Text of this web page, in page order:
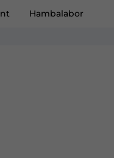
Hambalabor